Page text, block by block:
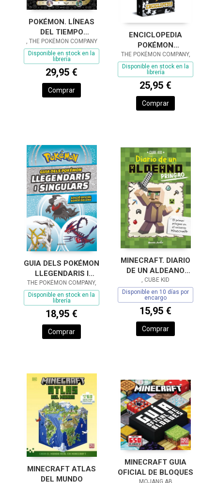
POKÉMON. LÍNEAS
DEL TIEMPO
(COLECCIÓN
POKÉMON)
, THE POKÉMON COMPANY
Disponible en stock en la
librería
29,95 €
Comprar
ENCICLOPEDIA
POKÉMON
(COLECCIÓN
POKÉMON)
THE POKÉMON COMPANY,
Disponible en stock en la
librería
25,95 €
Comprar
GUIA DELS POKÉMON
LLEGENDARIS I
SINGULARS: EDICIÓ
OFICIAL SÚPER
DELUXE (COL·LECC
THE POKÉMON COMPANY,
Disponible en stock en la
librería
18,95 €
Comprar
MINECRAFT. DIARIO
DE UN ALDEANO
PRINGAO
, CUBE KID
Disponible en 10 días por
encargo
15,95 €
Comprar
MINECRAFT ATLAS
DEL MUNDO
MINECRAFT GUIA
OFICIAL DE BLOQUES